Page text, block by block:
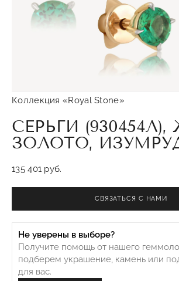
Коллекция «Royal Stone»
СЕРЬГИ
ЗОЛОТО,
135 401 руб.
CВЯЗАТЬСЯ С НАМИ
Не уверены в выборе?
Получите помощь от нашего
подберем украшение, камень или
для вас.